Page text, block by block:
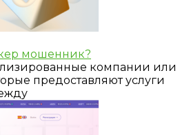
мошенник?
компании или
предоставляют услуги